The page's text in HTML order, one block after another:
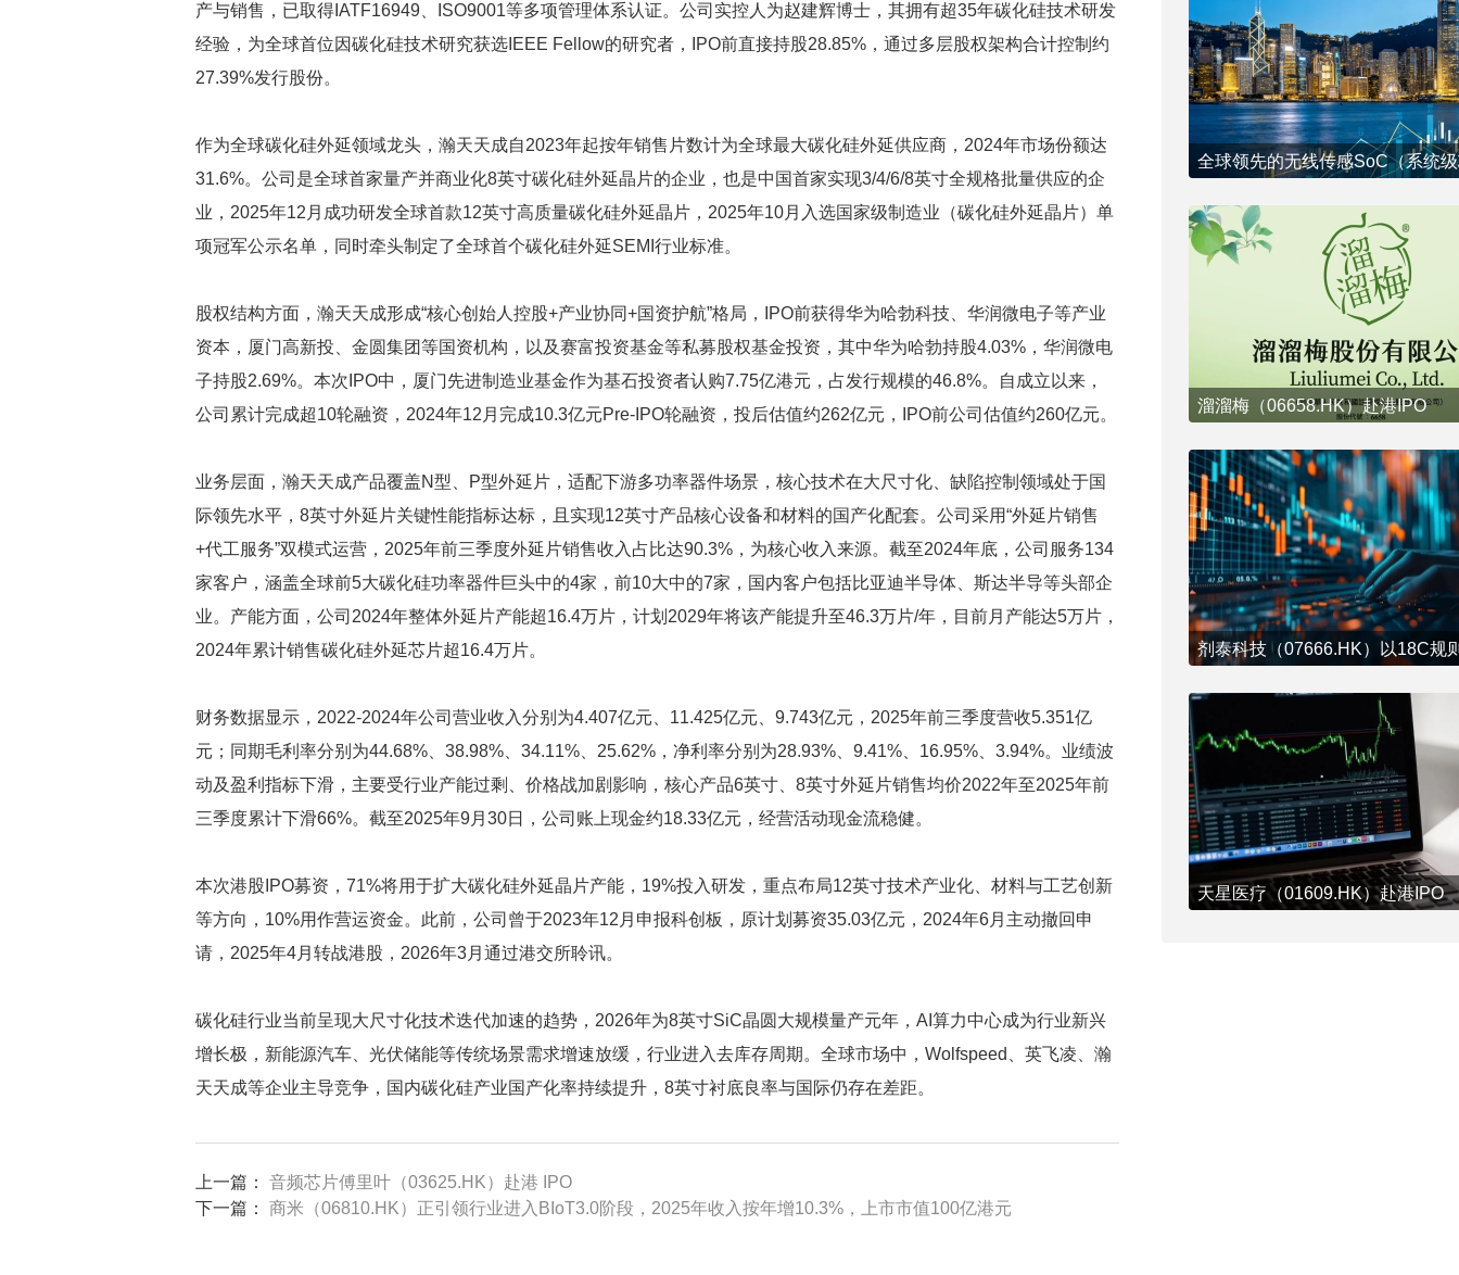
产与销售，已取得IATF16949、ISO9001等多项管理体系认证。公司实控人为赵建辉博士，其拥有超35年碳化硅技术研发
经验，为全球首位因碳化硅技术研究获选IEEE Fellow的研究者，IPO前直接持股28.85%，通过多层股权架构合计控制约
27.39%发行股份。
作为全球碳化硅外延领域龙头，瀚天天成自2023年起按年销售片数计为全球最大碳化硅外延供应商，2024年市场份额达
31.6%。公司是全球首家量产并商业化8英寸碳化硅外延晶片的企业，也是中国首家实现3/4/6/8英寸全规格批量供应的企
业，2025年12月成功研发全球首款12英寸高质量碳化硅外延晶片，2025年10月入选国家级制造业（碳化硅外延晶片）单
项冠军公示名单，同时牵头制定了全球首个碳化硅外延SEMI行业标准。
股权结构方面，瀚天天成形成“核心创始人控股+产业协同+国资护航”格局，IPO前获得华为哈勃科技、华润微电子等产业
资本，厦门高新投、金圆集团等国资机构，以及赛富投资基金等私募股权基金投资，其中华为哈勃持股4.03%，华润微电
子持股2.69%。本次IPO中，厦门先进制造业基金作为基石投资者认购7.75亿港元，占发行规模的46.8%。自成立以来，
公司累计完成超10轮融资，2024年12月完成10.3亿元Pre-IPO轮融资，投后估值约262亿元，IPO前公司估值约260亿元。
业务层面，瀚天天成产品覆盖N型、P型外延片，适配下游多功率器件场景，核心技术在大尺寸化、缺陷控制领域处于国
际领先水平，8英寸外延片关键性能指标达标，且实现12英寸产品核心设备和材料的国产化配套。公司采用“外延片销售
+代工服务”双模式运营，2025年前三季度外延片销售收入占比达90.3%，为核心收入来源。截至2024年底，公司服务134
家客户，涵盖全球前5大碳化硅功率器件巨头中的4家，前10大中的7家，国内客户包括比亚迪半导体、斯达半导等头部企
业。产能方面，公司2024年整体外延片产能超16.4万片，计划2029年将该产能提升至46.3万片/年，目前月产能达5万片，
2024年累计销售碳化硅外延芯片超16.4万片。
财务数据显示，2022-2024年公司营业收入分别为4.407亿元、11.425亿元、9.743亿元，2025年前三季度营收5.351亿
元；同期毛利率分别为44.68%、38.98%、34.11%、25.62%，净利率分别为28.93%、9.41%、16.95%、3.94%。业绩波
动及盈利指标下滑，主要受行业产能过剩、价格战加剧影响，核心产品6英寸、8英寸外延片销售均价2022年至2025年前
三季度累计下滑66%。截至2025年9月30日，公司账上现金约18.33亿元，经营活动现金流稳健。
本次港股IPO募资，71%将用于扩大碳化硅外延晶片产能，19%投入研发，重点布局12英寸技术产业化、材料与工艺创新
等方向，10%用作营运资金。此前，公司曾于2023年12月申报科创板，原计划募资35.03亿元，2024年6月主动撤回申
请，2025年4月转战港股，2026年3月通过港交所聆讯。
碳化硅行业当前呈现大尺寸化技术迭代加速的趋势，2026年为8英寸SiC晶圆大规模量产元年，AI算力中心成为行业新兴
增长极，新能源汽车、光伏储能等传统场景需求增速放缓，行业进入去库存周期。全球市场中，Wolfspeed、英飞凌、瀚
天天成等企业主导竞争，国内碳化硅产业国产化率持续提升，8英寸衬底良率与国际仍存在差距。
上一篇： 音频芯片傅里叶（03625.HK）赴港 IPO
下一篇： 商米（06810.HK）正引领行业进入BIoT3.0阶段，2025年收入按年增10.3%，上市市值100亿港元
溜溜梅（06658.HK）赴港IPO
天星医疗（01609.HK）赴港IPO